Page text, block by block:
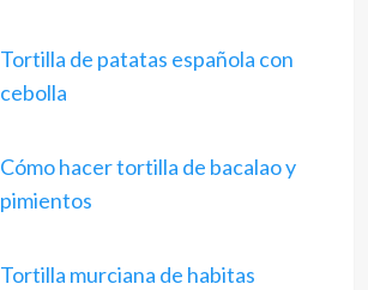
Tortilla de patatas española con
cebolla
Cómo hacer tortilla de bacalao y
pimientos
Tortilla murciana de habitas